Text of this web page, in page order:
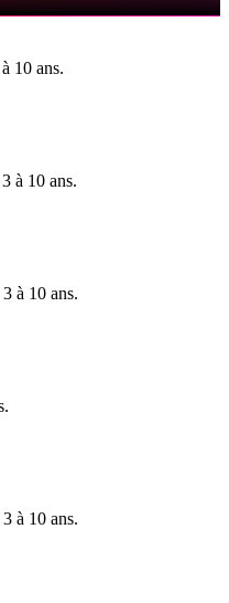
10 ans.
à 10 ans.
à 10 ans.
à 10 ans.